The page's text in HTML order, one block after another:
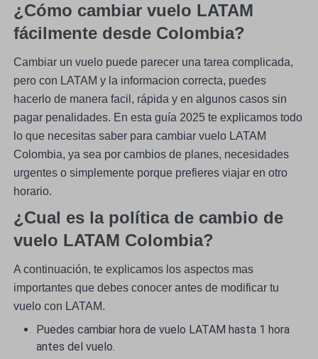
¿Cómo cambiar vuelo LATAM
fácilmente desde Colombia?
Cambiar un vuelo puede parecer una tarea complicada,
pero con LATAM y la informacion correcta, puedes
hacerlo de manera facil, rápida y en algunos casos sin
pagar penalidades. En esta guía 2025 te explicamos todo
lo que necesitas saber para cambiar vuelo LATAM
Colombia, ya sea por cambios de planes, necesidades
urgentes o simplemente porque prefieres viajar en otro
horario.
¿Cual es la política de cambio de
vuelo LATAM Colombia?
A continuación, te explicamos los aspectos mas
importantes que debes conocer antes de modificar tu
vuelo con LATAM.
Puedes cambiar hora de vuelo LATAM hasta 1 hora
antes del vuelo.